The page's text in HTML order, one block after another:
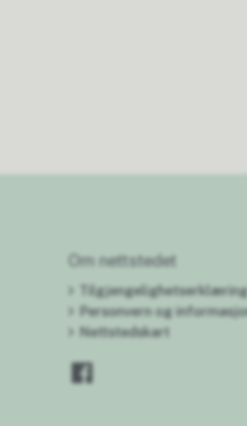
Om nettstedet
Personvern og
Nettstedskart